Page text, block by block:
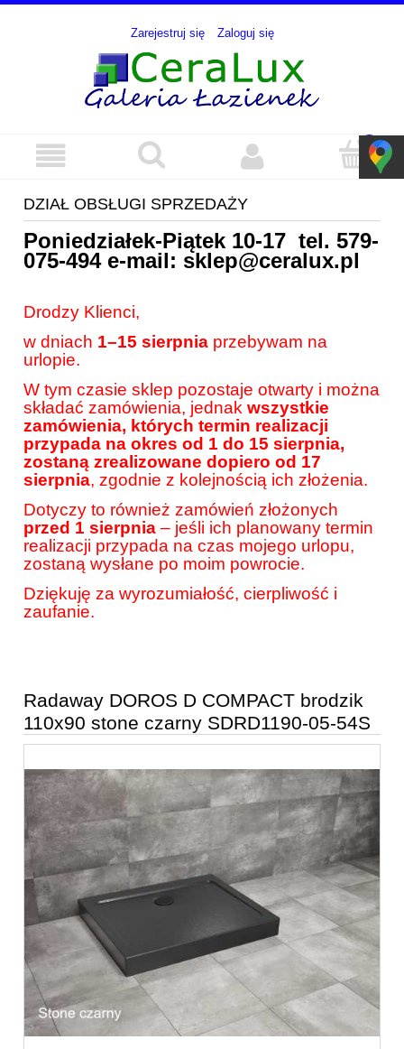
Zarejestruj się Zaloguj się
DZIAŁ OBSŁUGI SPRZEDAŻY
Poniedziałek-Piątek 10-17 tel. 579-
075-494e-mail: sklep@ceralux.pl
Drodzy Klienci,
w dniach 1–15 sierpnia przebywam na
urlopie.
W tym czasie sklep pozostaje otwarty i można
składać zamówienia, jednak wszystkie
zamówienia, których termin realizacji
przypada na okres od 1 do 15 sierpnia,
zostaną zrealizowane dopiero od 17
sierpnia, zgodnie z kolejnością ich złożenia.
Dotyczy to również zamówień złożonych
przed 1 sierpnia – jeśli ich planowany termin
realizacji przypada na czas mojego urlopu,
zostaną wysłane po moim powrocie.
Dziękuję za wyrozumiałość, cierpliwość i
zaufanie.
Radaway DOROS D COMPACT brodzik
110x90 stone czarny SDRD1190-05-54S